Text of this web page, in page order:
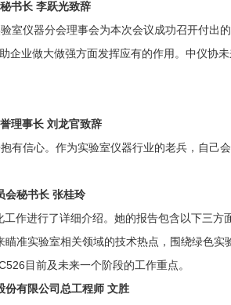
书长 李跃光致辞
仪器分会理事会为本次会议成功召开付出
业做大做强方面发挥应有的作用。中仪协
理事长 刘龙官致辞
信心。作为实验室仪器行业的老兵，自己
会秘书长 张桂玲
进行了详细介绍。她的报告包含以下三方
准实验室相关领域的技术热点，围绕绿色
目前及未来一个阶段的工作重点。
份有限公司总工程师 文胜